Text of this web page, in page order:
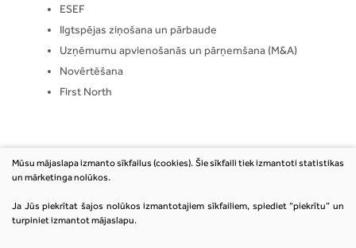
ESEF
Ilgtspējas ziņošana un pārbaude
Uzņēmumu apvienošanās un pārņemšana (M&A)
Novērtēšana
First North
Mūsu mājaslapa izmanto sīkfailus (cookies). Šie sīkfaili tiek izmantoti statistikas
un mārketinga nolūkos.
Ja Jūs piekrītat šajos nolūkos izmantotajiem sīkfailiem, spiediet “piekrītu” un
turpiniet izmantot mājaslapu.